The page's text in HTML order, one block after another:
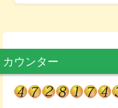
カウンター